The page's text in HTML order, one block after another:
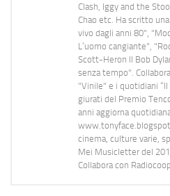
Clash, Iggy and the
Chao etc. Ha scritto
vivo dagli anni 80",
L’uomo cangiante",
Scott-Heron Il Bob
senza tempo".
"Vinile" e i quotidiani “Il
giurati del Premio
anni aggiorna
cinema, culture varie,
Mei Musicletter del
Collabora con